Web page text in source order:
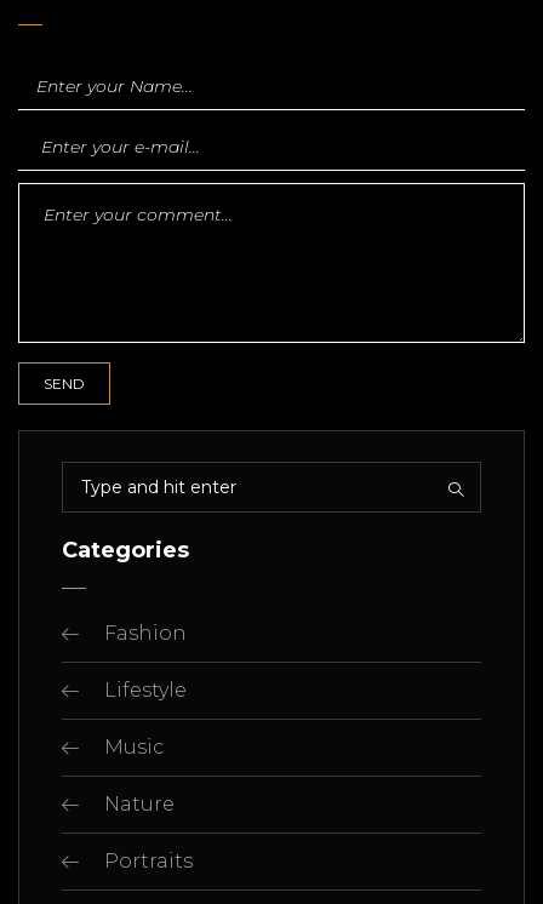
Categories
Fashion
Lifestyle
Music
Nature
Portraits